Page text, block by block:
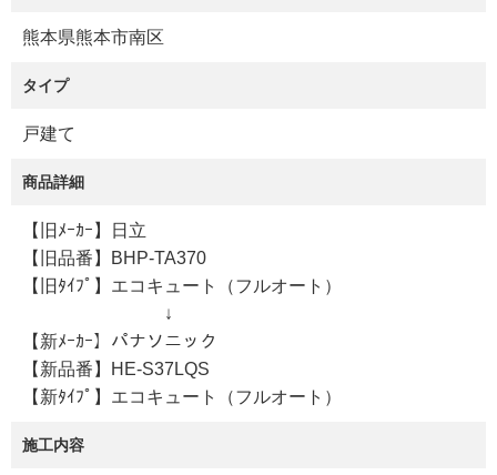
熊本県熊本市南区
タイプ
戸建て
商品詳細
【旧ﾒｰｶｰ】日立
【旧品番】BHP-TA370
【旧ﾀｲﾌﾟ】エコキュート（フルオート）
↓
【新ﾒｰｶｰ】パナソニック
【新品番】HE-S37LQS
【新ﾀｲﾌﾟ】エコキュート（フルオート）
施工内容